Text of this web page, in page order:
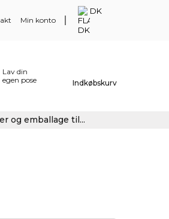
Min konto
DK
Lav din
egen pose
Indkøbskurv
og emballage til...